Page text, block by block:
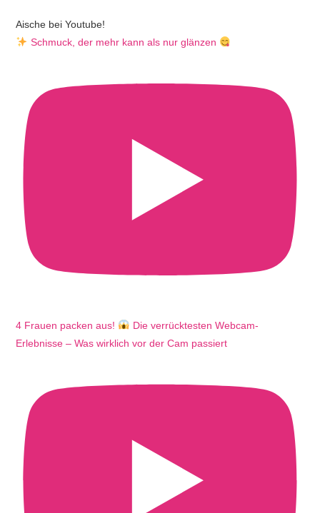
Aische bei Youtube!
Schmuck, der mehr kann als nur glänzen
4 Frauen packen aus!
Die verrücktesten Webcam-
Erlebnisse – Was wirklich vor der Cam passiert